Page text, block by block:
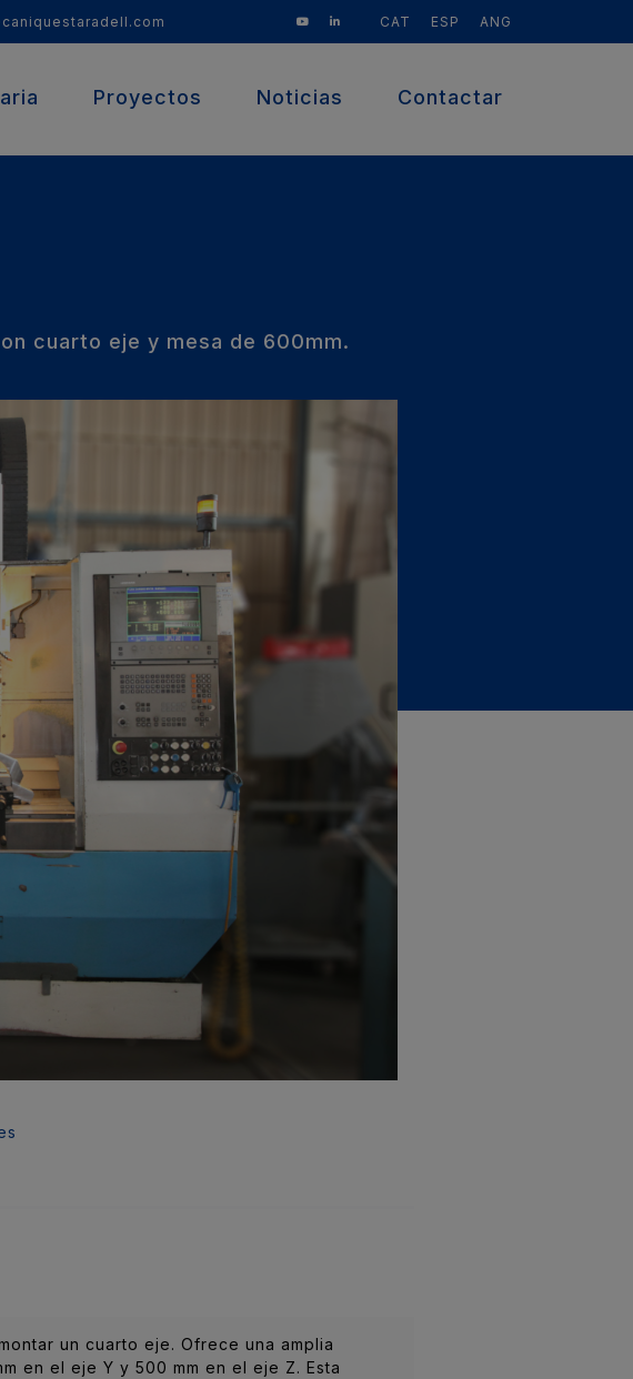
CAT ESP ANG
Proyectos Noticias Contactar
cuarto eje y mesa de 600mm.
un cuarto eje. Ofrece una amplia
en el eje Y y 500 mm en el eje Z. Esta